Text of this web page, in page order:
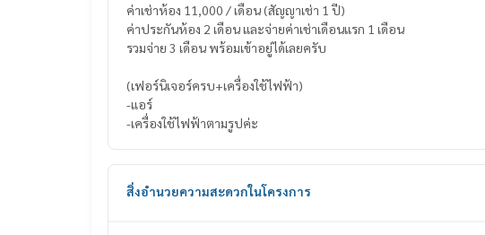
ค่าเช่าห้อง 11,000 / เดือน (สัญญาเช่า 1 ปี)
ค่าประกันห้อง 2 เดือน และจ่ายค่าเช่าเดือนแรก 1 เดือน
รวมจ่าย 3 เดือน พร้อมเข้าอยู่ได้เลยครับ
(เฟอร์นิเจอร์ครบ+เครื่องใช้ไฟฟ้า)
-แอร์
-เครื่องใช้ไฟฟ้าตามรูปค่ะ
สิ่งอำนวยความสะดวกในโครงการ